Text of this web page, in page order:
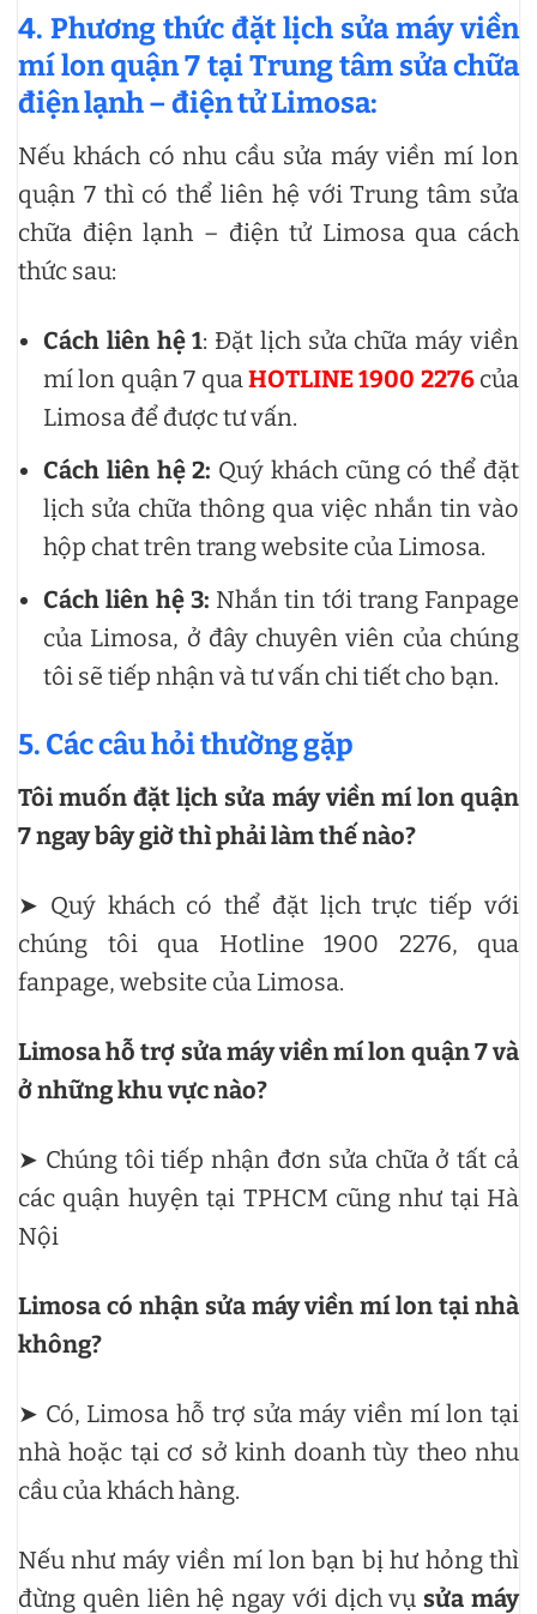
4. Phương thức đặt lịch sửa máy viền
mí lon quận 7 tại Trung tâm sửa chữa
điện lạnh – điện tử Limosa:
Nếu khách có nhu cầu sửa máy viền mí lon
quận 7 thì có thể liên hệ với Trung tâm sửa
chữa điện lạnh – điện tử Limosa qua cách
thức sau:
Cách liên hệ 1: Đặt lịch sửa chữa máy viền
mí lon quận 7 quaHOTLINE 1900 2276của
Limosa để được tư vấn.
Cách liên hệ 2: Quý khách cũng có thể đặt
lịch sửa chữa thông qua việc nhắn tin vào
hộp chat trên trang website của Limosa.
Cách liên hệ 3: Nhắn tin tới trang Fanpage
của Limosa, ở đây chuyên viên của chúng
tôi sẽ tiếp nhận và tư vấn chi tiết cho bạn.
5. Các câu hỏi thường gặp
Tôi muốn đặt lịch sửa máy viền mí lon quận
7 ngay bây giờ thì phải làm thế nào?
➤ Quý khách có thể đặt lịch trực tiếp với
chúng tôi qua Hotline 1900 2276, qua
fanpage, website của Limosa.
Limosa hỗ trợ sửa máy viền mí lon quận 7 và
ở những khu vực nào?
➤ Chúng tôi tiếp nhận đơn sửa chữa ở tất cả
các quận huyện tại TPHCM cũng như tại Hà
Nội
Limosa có nhận sửa máy viền mí lon tại nhà
không?
➤ Có, Limosa hỗ trợ sửa máy viền mí lon tại
nhà hoặc tại cơ sở kinh doanh tùy theo nhu
cầu của khách hàng.
Nếu như máy viền mí lon bạn bị hư hỏng thì
đừng quên liên hệ ngay với dịch vụsửa máy